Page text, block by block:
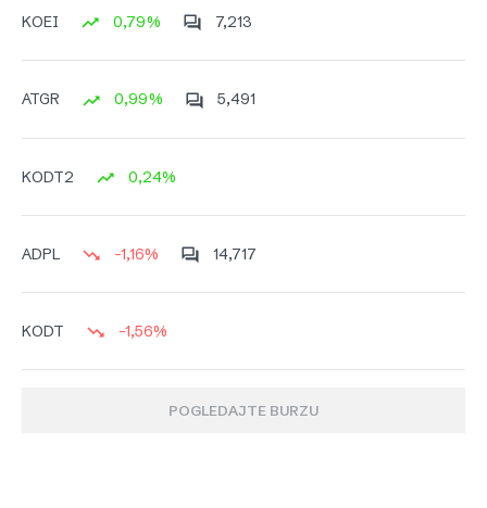
KOEI 0,79% 7,213
ATGR 0,99% 5,491
KODT2 0,24%
ADPL -1,16% 14,717
KODT -1,56%
POGLEDAJTE BURZU